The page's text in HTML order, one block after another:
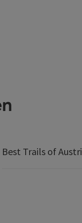
Best Trails of